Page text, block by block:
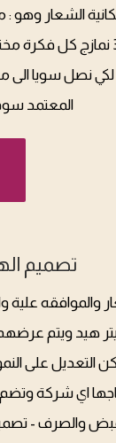
امكانية الشعار
تصميم الشعار 3
لكي نصل سويا الى
المعتمد
تصميم
والموافقه
هيد ويتم عرضهم
التعديل على
اي شركة
والصرف -